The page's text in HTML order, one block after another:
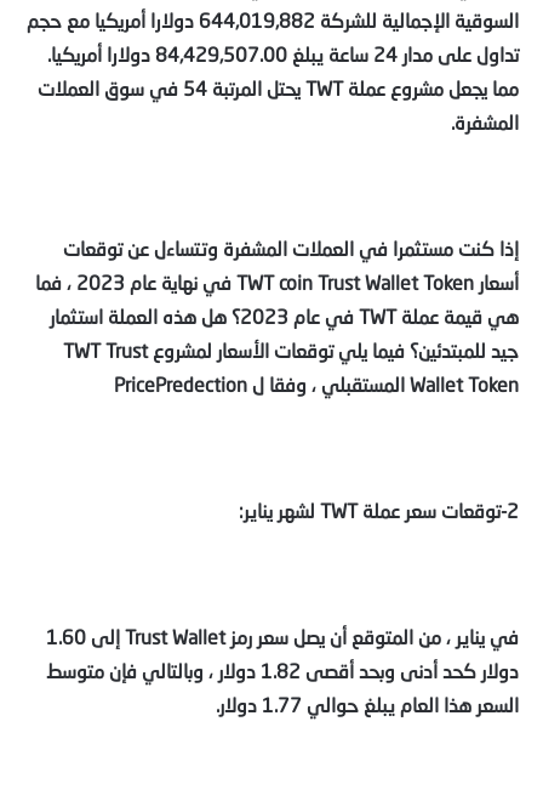
السوقية الإجمالية للشركة 644,019,882 دولارا أمريكيا مع حجم
تداول على مدار 24 ساعة يبلغ 84,429,507.00 دولارا أمريكيا.
مما يجعل مشروع عملة TWT يحتل المرتبة 54 في سوق العملات
المشفرة.
إذا كنت مستثمرا في العملات المشفرة وتتساءل عن توقعات
أسعار TWT coin Trust Wallet Token في نهاية عام 2023 ، فما
هي قيمة عملة TWT في عام 2023؟ هل هذه العملة استثمار
جيد للمبتدئين؟ فيما يلي توقعات الأسعار لمشروع TWT Trust
Wallet Token المستقبلي ، وفقا ل PricePredection
2-توقعات سعر عملة TWT لشهر يناير:
في يناير ، من المتوقع أن يصل سعر رمز Trust Wallet إلى 1.60
دولار كحد أدنى وبحد أقصى 1.82 دولار ، وبالتالي فإن متوسط
السعر هذا العام يبلغ حوالي 1.77 دولار.